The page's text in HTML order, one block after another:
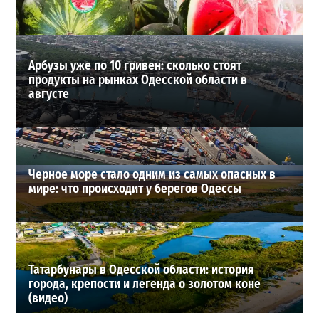
ВИБОР РЕДАКЦИИ
Арбузы уже по 10 гривен: сколько стоят
продукты на рынках Одесской области в
августе
Черное море стало одним из самых опасных в
мире: что происходит у берегов Одессы
Татарбунары в Одесской области: история
города, крепости и легенда о золотом коне
(видео)